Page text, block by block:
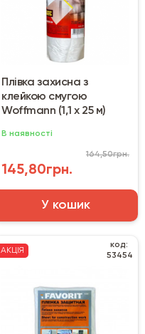
Плівка захисна з
клейкою смугою
Woffmann (1,1 х 25 м)
В наявності
145,80грн.
164,50грн.
У кошик
АКЦІЯ
код:
53454